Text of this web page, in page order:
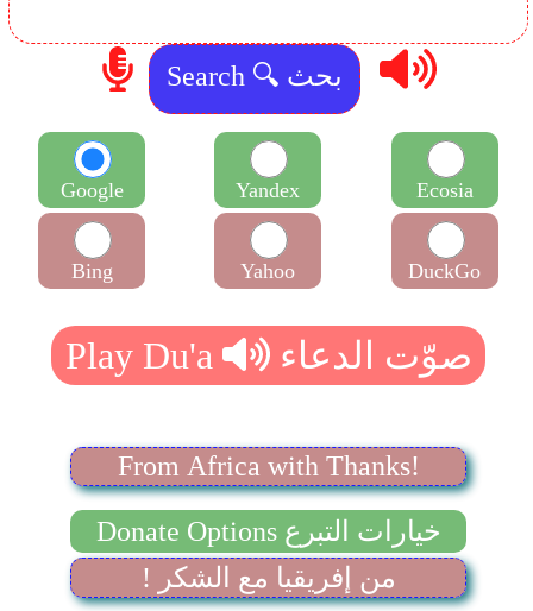
Google
Bing
Yandex
Yahoo
Ecosia
DuckGo
From Africa with Thanks!
Donate Options خيارات التبرع
! من إفريقيا مع الشكر